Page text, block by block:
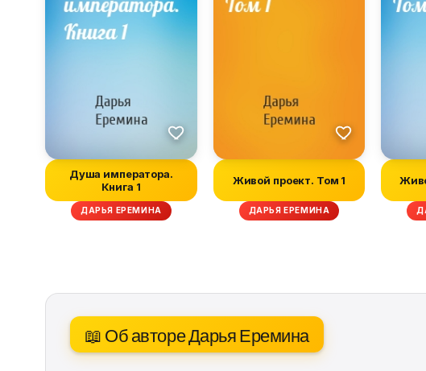
Душа императора.
Книга 1
ДАРЬЯ ЕРЕМИНА
Живой проект. Том 1
ДАРЬЯ ЕРЕМИНА
📖 Об авторе Дарья Еремина